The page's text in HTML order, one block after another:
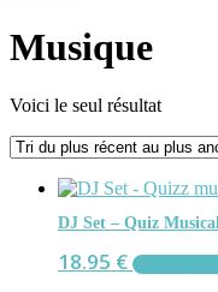
Musique
Voici le seul résultat
DJ Set – Quiz Musical
18.95 €